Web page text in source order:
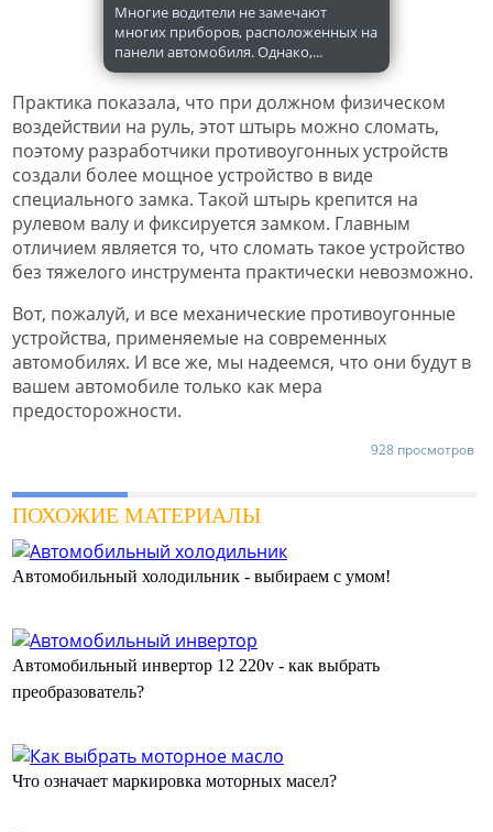
Многие водители не замечают
многих приборов, расположенных на
панели автомобиля. Однако,...
Практика показала, что при должном физическом
воздействии на руль, этот штырь можно сломать,
поэтому разработчики противоугонных устройств
создали более мощное устройство в виде
специального замка. Такой штырь крепится на
рулевом валу и фиксируется замком. Главным
отличием является то, что сломать такое устройство
без тяжелого инструмента практически невозможно.
Вот, пожалуй, и все механические противоугонные
устройства, применяемые на современных
автомобилях. И все же, мы надеемся, что они будут в
вашем автомобиле только как мера
предосторожности.
928 просмотров
ПОХОЖИЕ МАТЕРИАЛЫ
Автомобильный холодильник - выбираем с умом!
Автомобильный инвертор 12 220v - как выбрать
преобразователь?
Что означает маркировка моторных масел?